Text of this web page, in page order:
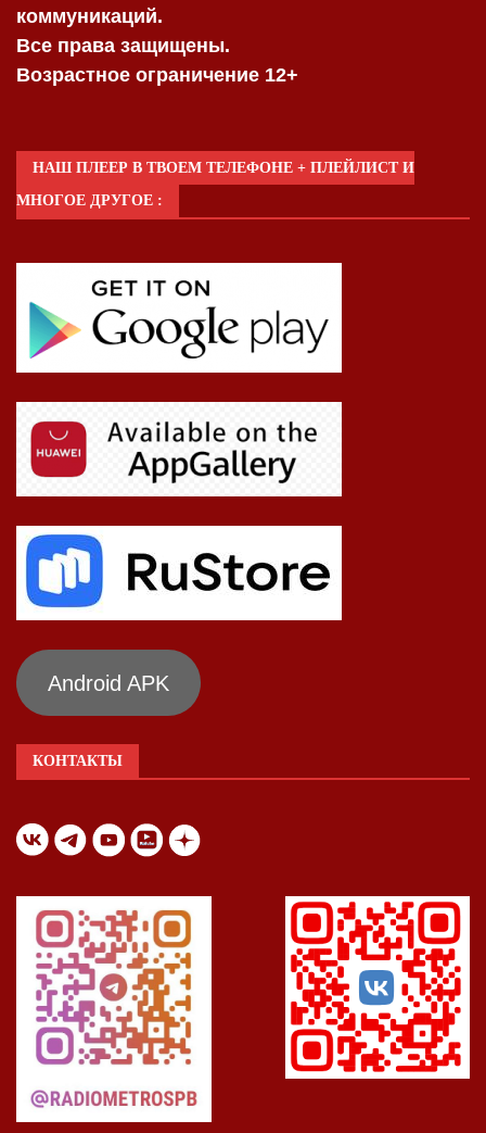
коммуникаций.
Все права защищены.
Возрастное ограничение 12+
НАШ ПЛЕЕР В ТВОЕМ ТЕЛЕФОНЕ + ПЛЕЙЛИСТ И
МНОГОЕ ДРУГОЕ :
Android APK
КОНТАКТЫ